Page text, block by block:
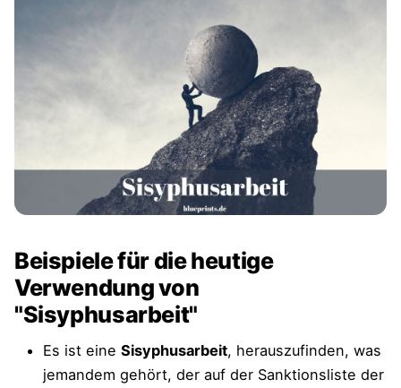
Beispiele für die heutige
Verwendung von
"Sisyphusarbeit"
Es ist eine Sisyphusarbeit, herauszufinden, was
jemandem gehört, der auf der Sanktionsliste der